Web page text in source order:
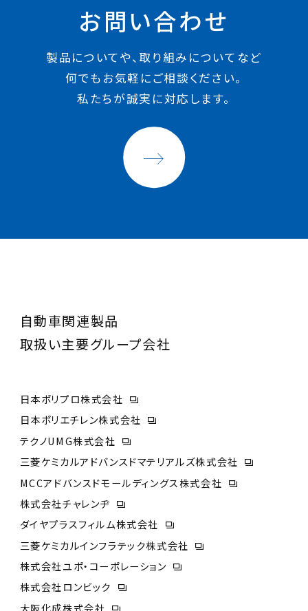
お問い合わせ
製品についてや、取り組みについてなど
何でもお気軽にご相談ください。
私たちが誠実に対応します。
自動車関連製品
取扱い主要グループ会社
日本ポリプロ株式会社
MCCアドバンスドモールディングス株式会社
三菱ケミカルアドバンスドマテリアルズ株式会社
株式会社チャレンヂ
ダイヤプラスフィルム株式会社
三菱ケミカルインフラテック株式会社
株式会社ユポ・コーポレーション
株式会社ロンビック
大阪化成株式会社
テクノUMG株式会社
日本ポリエチレン株式会社